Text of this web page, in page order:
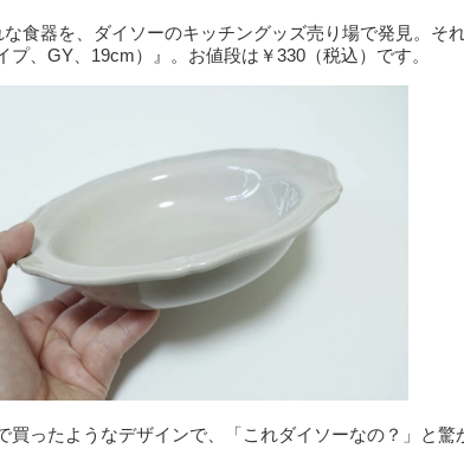
食器を、ダイソーのキッチングッズ売り場で発見。そ
プ、GY、19cm）』。お値段は￥330（税込）です。
買ったようなデザインで、「これダイソーなの？」と驚